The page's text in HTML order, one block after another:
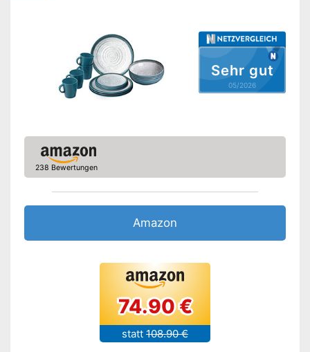
Amazon Lieferzeit
siehe Anbieter
Sehr gut
05/2026
238 Bewertungen
Amazon
74.90 €
statt 108.90 €